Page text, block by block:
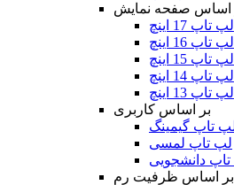
اساس صفحه نمایش
لپ تاپ 17 اینچ
لپ تاپ 16 اینچ
لپ تاپ 15 اینچ
لپ تاپ 14 اینچ
لپ تاپ 13 اینچ
بر اساس کاربری
تاپ گیمینگ
لپ تاپ لمسی
دانشجویی
اساس ظرفیت رم